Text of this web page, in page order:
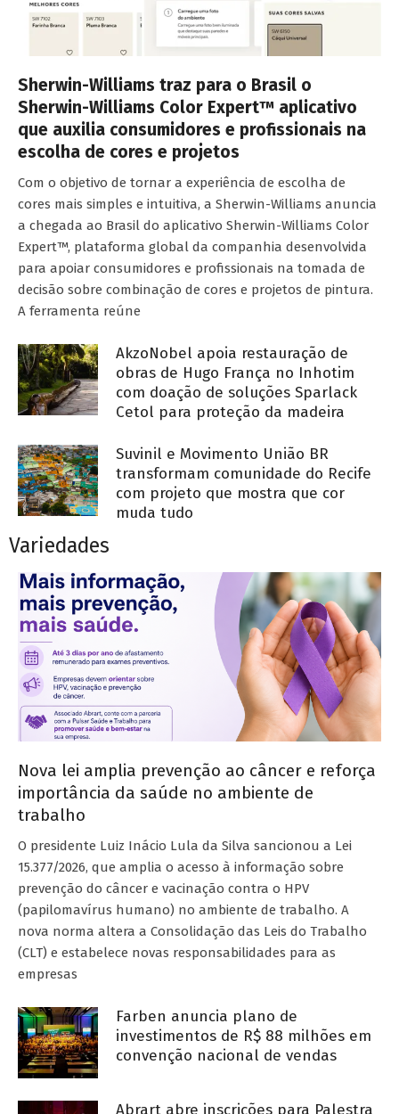
Sherwin-Williams traz para o Brasil o
Sherwin-Williams Color Expert™ aplicativo
que auxilia consumidores e profissionais na
escolha de cores e projetos
Com o objetivo de tornar a experiência de escolha de
cores mais simples e intuitiva, a Sherwin-Williams anuncia
a chegada ao Brasil do aplicativo Sherwin-Williams Color
Expert™, plataforma global da companhia desenvolvida
para apoiar consumidores e profissionais na tomada de
decisão sobre combinação de cores e projetos de pintura.
A ferramenta reúne
AkzoNobel apoia restauração de
obras de Hugo França no Inhotim
com doação de soluções Sparlack
Cetol para proteção da madeira
Suvinil e Movimento União BR
transformam comunidade do Recife
com projeto que mostra que cor
muda tudo
Variedades
Nova lei amplia prevenção ao câncer e reforça
importância da saúde no ambiente de
trabalho
O presidente Luiz Inácio Lula da Silva sancionou a Lei
15.377/2026, que amplia o acesso à informação sobre
prevenção do câncer e vacinação contra o HPV
(papilomavírus humano) no ambiente de trabalho. A
nova norma altera a Consolidação das Leis do Trabalho
(CLT) e estabelece novas responsabilidades para as
empresas
Farben anuncia plano de
investimentos de R$ 88 milhões em
convenção nacional de vendas